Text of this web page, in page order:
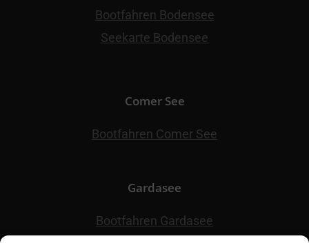
Bootfahren Bodensee
Seekarte Bodensee
Comer See
Bootfahren Comer See
Gardasee
Bootfahren Gardasee